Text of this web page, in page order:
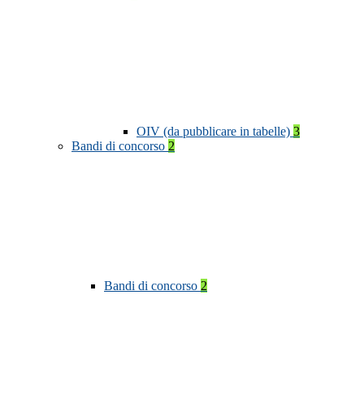
OIV (da pubblicare in tabelle) 3
Bandi di concorso 2
Bandi di concorso 2